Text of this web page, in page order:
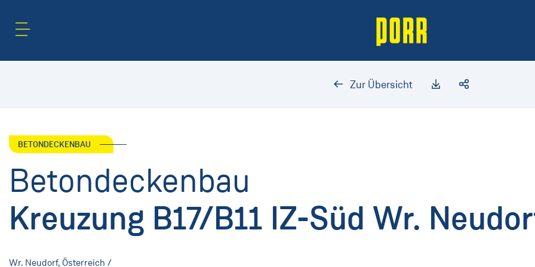
Zur Übersicht
BETONDECKENBAU
Betondeckenbau
Kreuzung B17/B11 IZ-Süd Wr.
Wr. Neudorf, Österreich /